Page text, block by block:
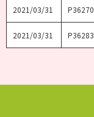
2021/03/31 P36270
2021/03/31 P36283